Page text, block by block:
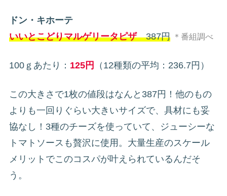
ドン・キホーテ
いいとこどりマルゲリータピザ387円 ＊番組調べ
100ｇあたり： 125円 （12種類の平均：236.7円）
この大きさで1枚の値段はなんと387円！他のもの
よりも一回りぐらい大きいサイズで、具材にも妥
協なし！3種のチーズを使っていて、ジューシーな
トマトソースも贅沢に使用。大量生産のスケール
メリットでこのコスパが叶えられているんだそ
う。